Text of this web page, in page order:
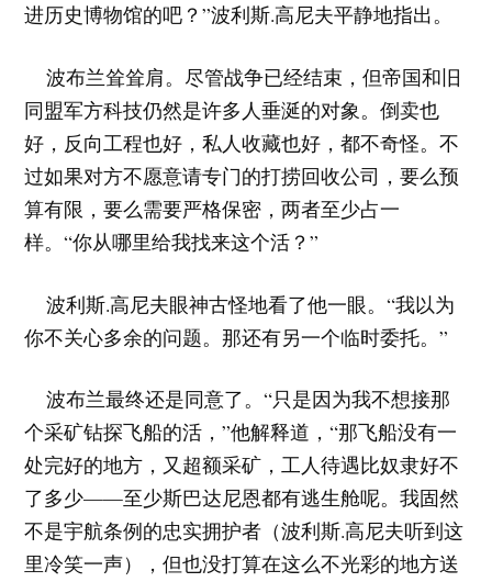
进历史博物馆的吧？”波利斯.高尼夫平静地指出。
波布兰耸耸肩。尽管战争已经结束，但帝国和旧
同盟军方科技仍然是许多人垂涎的对象。倒卖也
好，反向工程也好，私人收藏也好，都不奇怪。不
过如果对方不愿意请专门的打捞回收公司，要么预
算有限，要么需要严格保密，两者至少占一
样。“你从哪里给我找来这个活？”
波利斯.高尼夫眼神古怪地看了他一眼。“我以为
你不关心多余的问题。那还有另一个临时委托。”
波布兰最终还是同意了。“只是因为我不想接那
个采矿钻探飞船的活，”他解释道，“那飞船没有一
处完好的地方，又超额采矿，工人待遇比奴隶好不
了多少——至少斯巴达尼恩都有逃生舱呢。我固然
不是宇航条例的忠实拥护者（波利斯.高尼夫听到这
里冷笑一声），但也没打算在这么不光彩的地方送